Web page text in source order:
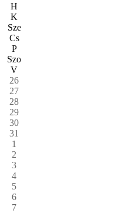
H
K
Sze
Cs
P
Szo
V
26
27
28
29
30
31
1
2
3
4
5
6
7